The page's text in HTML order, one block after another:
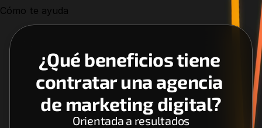
Cómo te ayuda
¿Qué beneficios tiene
contratar una agencia
de marketing digital?
Orientada a resultados